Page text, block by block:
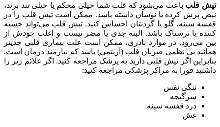
تپش قلب باعث می‌شود که قلب شما خیلی محکم یا خیلی تند بزند،
نبض پرش کرده یا نوسان داشته باشد. ممکن است تپش قلب را در
قفسه سینه، گلو یا گردنتان احساس کنید. تپش قلب می‌تواند خسته
کننده یا ترسناک باشد. البته جدی یا مضر نیست و اغلب خودش از
بین می‌رود. در موارد نادری، ممکن است علت بیماری قلبی جدیتر
همانند بی نظمی ضربان قلب (آریتمی) باشد که نیازمند درمان است.
بنابراین اگر تپش قلبی دارید به پزشک مراجعه کنید. اگر علائم زیر را
داشتید فورا به مراکز پزشکی مراجعه کنید:
تنگی نفس
سرگیجه
درد قفسه سینه
غش